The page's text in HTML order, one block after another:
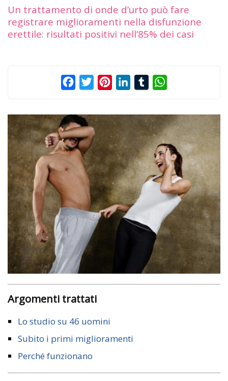
Un trattamento di onde d’urto può fare
registrare miglioramenti nella disfunzione
erettile: risultati positivi nell’85% dei casi
FacebookTwitterPinterestLinkedInTumblr
Argomenti trattati
Lo studio su 46 uomini
Subito i primi miglioramenti
Perché funzionano